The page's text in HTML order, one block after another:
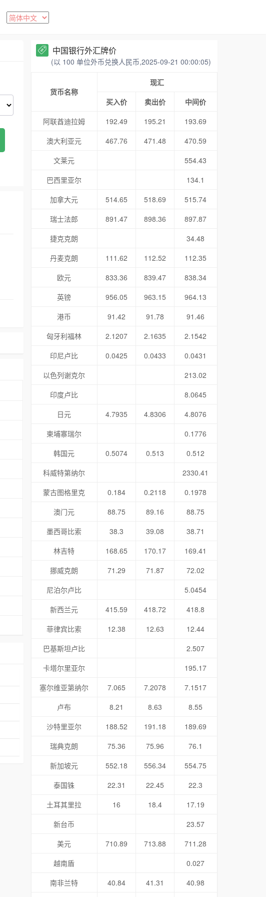
中国银行外汇牌价
(以 100 单位外币兑换人民币,2025-09-21 00:00:05)
货币名称
现汇
买入价
卖出价
中间价
阿联酋迪拉姆
192.49 195.21
193.69
澳大利亚元
467.76 471.48
470.59
文莱元
554.43
巴西里亚尔
134.1
加拿大元
514.65 518.69
515.74
瑞士法郎
891.47 898.36
897.87
捷克克朗
34.48
丹麦克朗
111.62 112.52
112.35
欧元
833.36 839.47
838.34
英镑
956.05 963.15
964.13
港币
91.42 91.78
91.46
匈牙利福林
2.1207 2.1635
2.1542
印尼卢比
0.0425 0.0433
0.0431
以色列谢克尔
213.02
印度卢比
8.0645
日元
4.7935 4.8306
4.8076
柬埔寨瑞尔
0.1776
韩国元
0.5074 0.513
0.512
科威特第纳尔
2330.41
蒙古图格里克
0.184 0.2118
0.1978
澳门元
88.75 89.16
88.75
墨西哥比索
38.3 39.08
38.71
林吉特
168.65 170.17
169.41
挪威克朗
71.29 71.87
72.02
尼泊尔卢比
5.0454
新西兰元
415.59 418.72
418.8
菲律宾比索
12.38 12.63
12.44
巴基斯坦卢比
2.507
卡塔尔里亚尔
195.17
塞尔维亚第纳尔
7.065 7.2078
7.1517
卢布
8.21 8.63
8.55
沙特里亚尔
188.52 191.18
189.69
瑞典克朗
75.36 75.96
76.1
新加坡元
552.18 556.34
554.75
泰国铢
22.31 22.45
22.3
土耳其里拉
16 18.4
17.19
新台币
23.57
美元
710.89 713.88
711.28
越南盾
0.027
南非兰特
40.84 41.31
40.98